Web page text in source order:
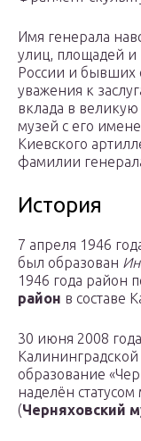
Имя генерала
улиц, площадей и
России и бывших
уважения к
вклада в
музей с его
Киевского
фамилии
История
7 апреля 1946
был образован
1946 года район
район в составе
30 июня 2008
образование
наделён
(Черняховский